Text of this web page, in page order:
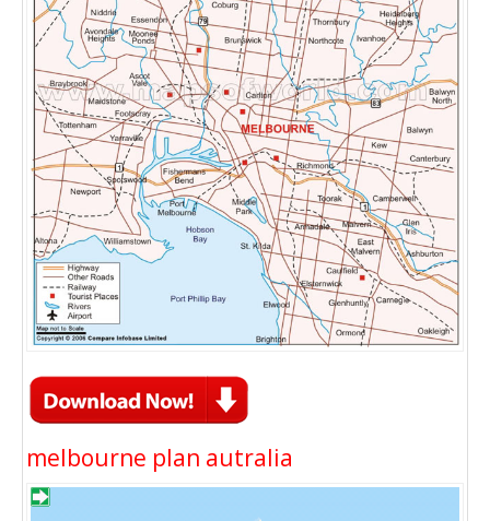
melbourne plan autralia